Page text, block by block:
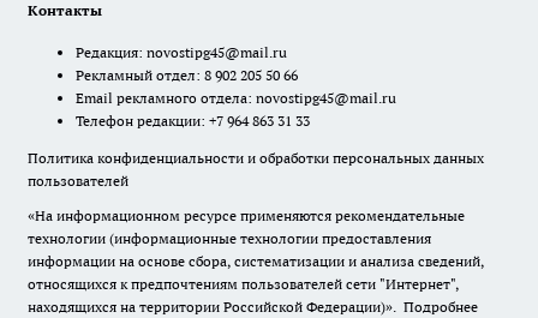
Контакты
Редакция: novostipg45@mail.ru
Рекламный отдел: 8 902 205 50 66
Email рекламного отдела: novostipg45@mail.ru
Телефон редакции: +7 964 863 31 33
Политика конфиденциальности и обработки персональных данных
пользователей
«На информационном ресурсе применяются рекомендательные
технологии (информационные технологии предоставления
информации на основе сбора, систематизации и анализа сведений,
относящихся к предпочтениям пользователей сети "Интернет",
находящихся на территории Российской Федерации)». Подробнее